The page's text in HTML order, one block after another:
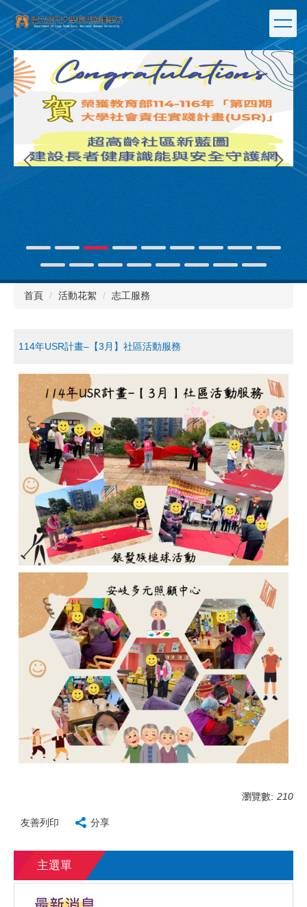
跳
到
主
要
內
容
區
首頁 活動花絮 志工服務
114年USR計畫–【3月】社區活動服務
瀏覽數: 210
友善列印 分享
主選單